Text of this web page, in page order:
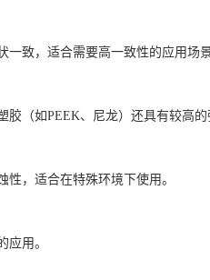
一致，适合需要高一致性的应用场
（如PEEK、尼龙）还具有较高
，适合在特殊环境下使用。
用。